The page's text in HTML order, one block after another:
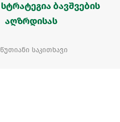
ბავშვების
აღზრდისას
საკითხავი